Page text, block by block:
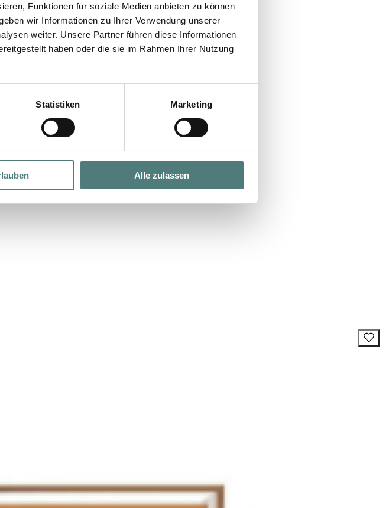
Funktionen für soziale Medien anbieten zu können
wir Informationen zu Ihrer Verwendung unserer
weiter. Unsere Partner führen diese Informationen
haben oder die sie im Rahmen Ihrer Nutzung
Statistiken Marketing
Alle zulassen